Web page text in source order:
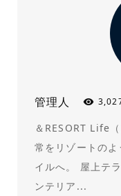
管理人
＆RESORT Life
常をリゾートの
イルへ。 屋上テ
ンテリア...